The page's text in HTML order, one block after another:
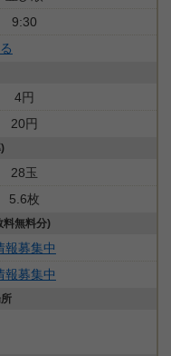
9:30
4円
20円
28玉
5.6枚
料無料分)
報募集中
報募集中